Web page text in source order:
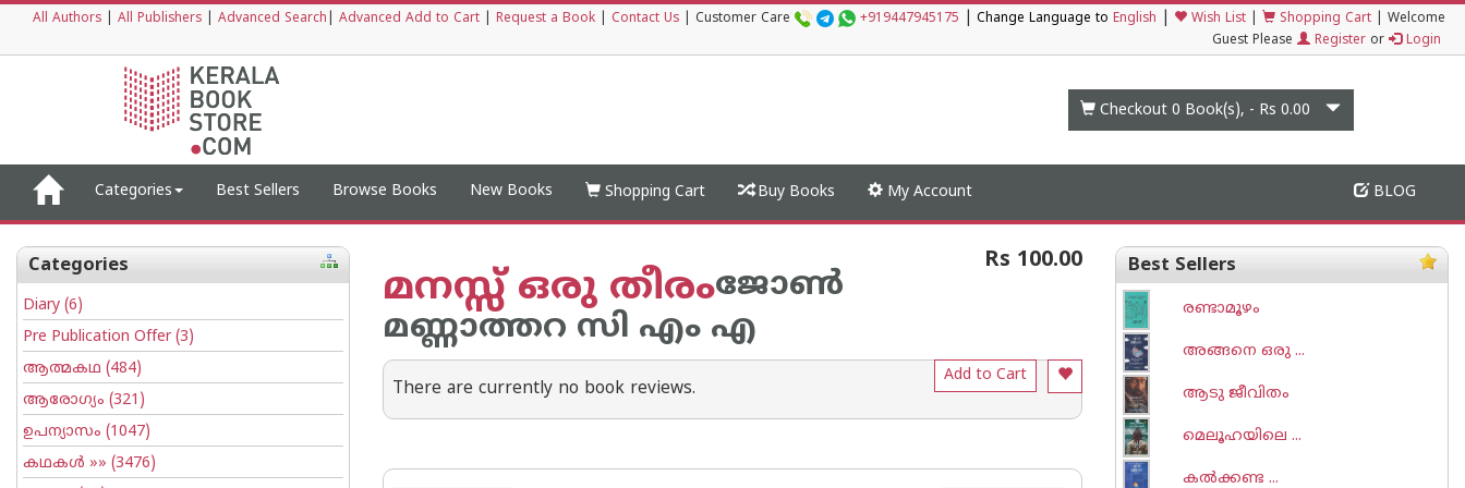
All Authors All Publishers Advanced Search Advanced Add to Cart Request a Book Contact Us Customer Care +919447945175 Change Language to English Wish List Shopping Cart
Welcome
Guest Please
Register or Login
Checkout 0 Book(s), - Rs 0.00
Categories Best Sellers Browse Books New Books Shopping Cart Buy Books My Account BLOG
Categories
Diary (6)
Pre Publication Offer(3)
ആത്മകഥ (484)
ആരോഗ്യം (321)
ഉപന്യാസം (1047)
കഥകള്‍ »» (3476)
മനസ്സ് ഒരു തീരംജോണ്‍
മണ്ണാത്തറ സി എം എ
Rs 100.00
Add to Cart
There are currently no book reviews.
Best Sellers
രണ്ടാമൂഴം
അങ്ങനെ ഒരു ...
ആടു ജീവിതം
മെലൂഹയിലെ ...
കല്‍ക്കണ്ട ...